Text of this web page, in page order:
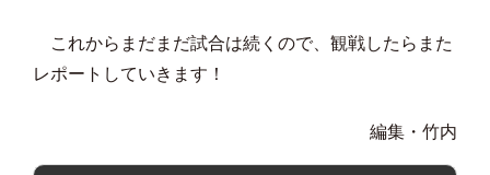
これからまだまだ試合は続くので、観戦したらまた
レポートしていきます！
編集・竹内